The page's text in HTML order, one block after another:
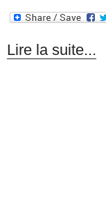
Lire la suite...